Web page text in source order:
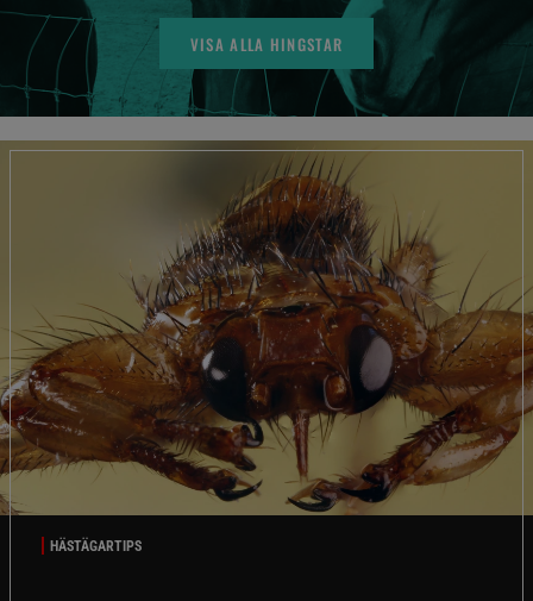
VISA ALLA HINGSTAR
HÄSTÄGARTIPS